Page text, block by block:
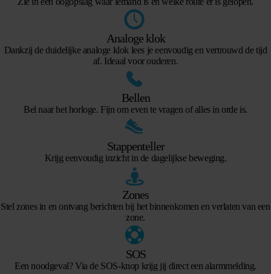
Analoge klok
Dankzij de duidelijke analoge klok lees je eenvoudig en vertrouwd de tijd
af. Ideaal voor ouderen.
Bellen
Bel naar het horloge. Fijn om even te vragen of alles in orde is.
Stappenteller
Krijg eenvoudig inzicht in de dagelijkse beweging.
Zones
Stel zones in en ontvang berichten bij het binnenkomen en verlaten van een
zone.
SOS
Een noodgeval? Via de SOS-knop krijg jij direct een alarmmelding.